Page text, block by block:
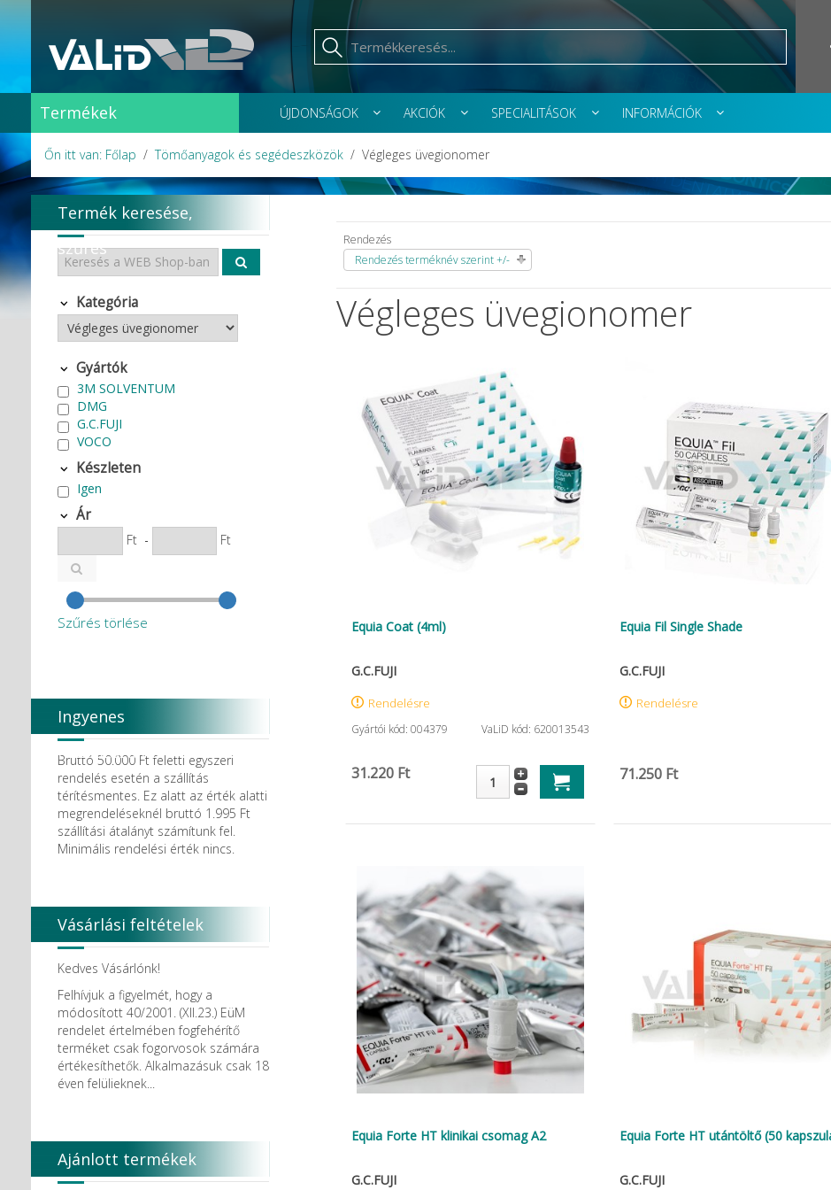
Termékek ÚJDONSÁGOK AKCIÓK SPECIALITÁSOK INFORMÁCIÓK
Őn itt van: Főlap Tömőanyagok és segédeszközök Végleges üvegionomer
Rendezés
Rendezés terméknév szerint +/-
Végleges üvegionomer
Equia Coat (4ml)
G.C.FUJI
Rendelésre
Gyártói kód: 004379 VaLiD kód: 620013543
31.220 Ft
Equia Fil Single Shade
G.C.FUJI
Rendelésre
71.250 Ft
Equia Forte HT klinikai csomag A2
G.C.FUJI
Equia Forte HT utántöltő (50
G.C.FUJI
Termék keresése,
szűrés
Kategória
Gyártók
3M SOLVENTUM
DMG
G.C.FUJI
VOCO
Készleten
Igen
Ár
Ft - Ft
Szűrés törlése
Ingyenes
házhozszállítás
Bruttó 50.000 Ft feletti egyszeri
rendelés esetén a szállítás
térítésmentes. Ez alatt az érték alatti
megrendeléseknél bruttó 1.995 Ft
szállítási átalányt számítunk fel.
Minimális rendelési érték nincs.
Vásárlási feltételek
Kedves Vásárlónk!
Felhívjuk a figyelmét, hogy a
módosított 40/2001. (XII.23.) EüM
rendelet értelmében fogfehérítő
terméket csak fogorvosok számára
értékesíthetők. Alkalmazásuk csak 18
éven felülieknek...
Ajánlott termékek